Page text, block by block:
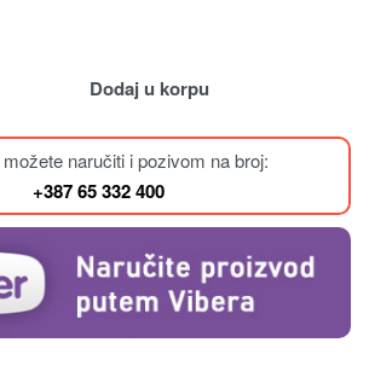
Dodaj u korpu
naručiti i pozivom na broj:
+387 65 332 400